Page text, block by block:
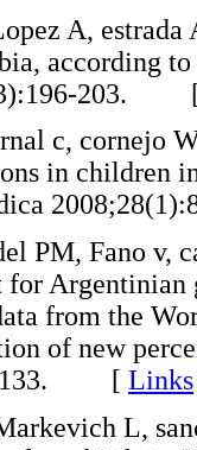
A,
according to
203.
c, cornejo
in children
PM, Fano v,
for
from the
of new
133. [ Links
L,